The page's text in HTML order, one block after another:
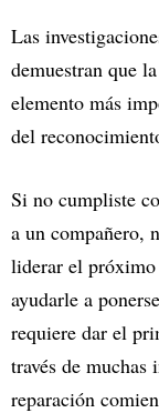
Las
demuestran que
elemento más
del
Si no cumpliste
a un compañero,
liderar el próximo
ayudarle a
requiere dar el
través de
reparación